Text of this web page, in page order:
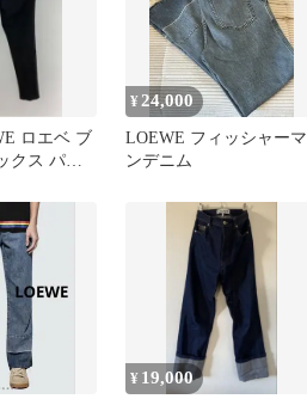
ロエベ ブ
クス パン
¥ 24,000
LOEWE フィッシャーマ
ンデニム
¥ 19,000